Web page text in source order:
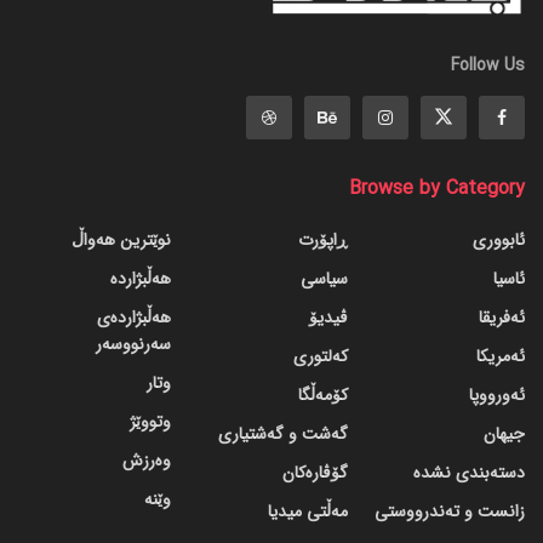
Follow Us
Browse by Category
ئابووری
ئاسیا
ئەفریقا
ئەمریکا
ئەورووپا
جیهان
دسته‌بندی نشده
زانست و تەندرووستی
ڕاپۆرت
سیاسی
ڤیدیۆ
کەلتوری
کۆمەڵگا
گه‌شت و گه‌شتیاری
گۆڤاره‌کان
مەڵتی میدیا
نوێترین هەواڵ
هەڵبژاردە
هەڵبژاردەی
سەرنووسەر
وتار
وتووێژ
وەرزش
وێنە